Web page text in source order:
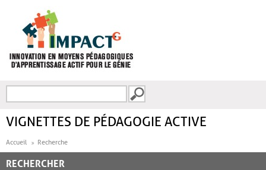
FORMULAIRE DE
VIGNETTES DE PÉDAGOGIE ACTIVE
Accueil Recherche
RECHERCHER